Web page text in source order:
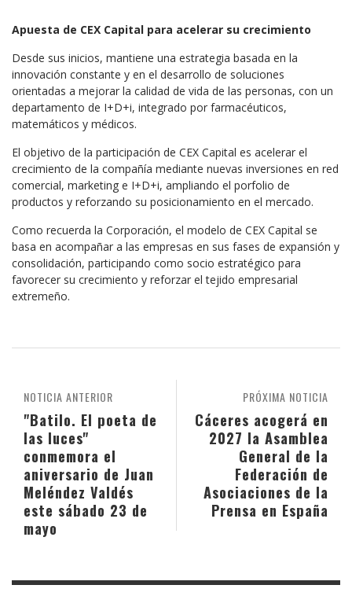
Apuesta de CEX Capital para acelerar su crecimiento
Desde sus inicios, mantiene una estrategia basada en la
innovación constante y en el desarrollo de soluciones
orientadas a mejorar la calidad de vida de las personas, con un
departamento de I+D+i, integrado por farmacéuticos,
matemáticos y médicos.
El objetivo de la participación de CEX Capital es acelerar el
crecimiento de la compañía mediante nuevas inversiones en red
comercial, marketing e I+D+i, ampliando el porfolio de
productos y reforzando su posicionamiento en el mercado.
Como recuerda la Corporación, el modelo de CEX Capital se
basa en acompañar a las empresas en sus fases de expansión y
consolidación, participando como socio estratégico para
favorecer su crecimiento y reforzar el tejido empresarial
extremeño.
PRÓXIMA NOTICIA
Cáceres acogerá en
2027 la Asamblea
General de la
Federación de
Asociaciones de la
Prensa en España
NOTICIA ANTERIOR
"Batilo. El poeta de
las luces"
conmemora el
aniversario de Juan
Meléndez Valdés
este sábado 23 de
mayo